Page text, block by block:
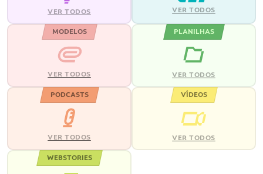
VER TODOS VER TODOS
MODELOS
VER TODOS
PLANILHAS
VER TODOS
PODCASTS
VER TODOS
VÍDEOS
VER TODOS
WEBSTORIES